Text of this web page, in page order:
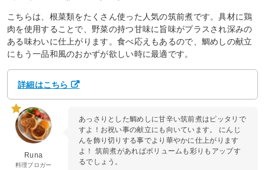
こちらは、根菜類をたくさん使った人気の筑前煮です。具材に鶏
肉を使用することで、野菜の持つ甘味に旨味がプラスされ深みの
ある味わいに仕上がります。食べ応えもあるので、鯛めしの献立
にもう一品和風のおかずが欲しい時に最適です。
詳細はこちら
Runa
料理ブロガー
あっさりとした鯛めしに甘辛い筑前煮はピッタリで
すよ！お祝い事の献立にも向いています。 にんじ
んを飾り切りする事でより華やかに仕上がります
よ！ 筑前煮があればボリュームも彩りもアップす
るでしょう。